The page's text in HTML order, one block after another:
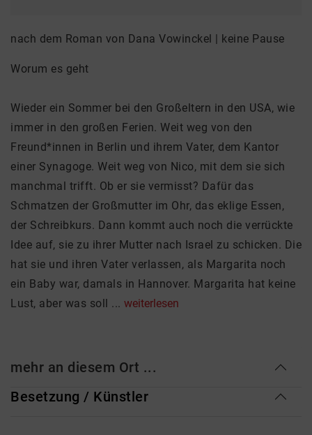
nach dem Roman von Dana Vowinckel | keine Pause
Worum es geht
Wieder ein Sommer bei den Großeltern in den USA, wie
immer in den großen Ferien. Weit weg von den
Freund*innen in Berlin und ihrem Vater, dem Kantor
einer Synagoge. Weit weg von Nico, mit dem sie sich
manchmal trifft. Ob er sie vermisst? Dafür das
Schmatzen der Großmutter im Ohr, das eklige Essen,
der Schreibkurs. Dann kommt auch noch die verrückte
Idee auf, sie zu ihrer Mutter nach Israel zu schicken. Die
hat sie und ihren Vater verlassen, als Margarita noch
ein Baby war, damals in Hannover. Margarita hat keine
Lust, aber was soll ... weiterlesen
mehr an diesem Ort ...
Besetzung / Künstler